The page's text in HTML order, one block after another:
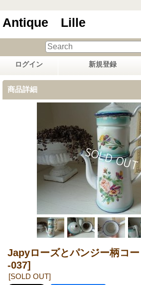
Antique Lille
ログイン 新規登録
商品詳細
Japyローズとパンジー柄コー
-037]
[SOLD OUT]